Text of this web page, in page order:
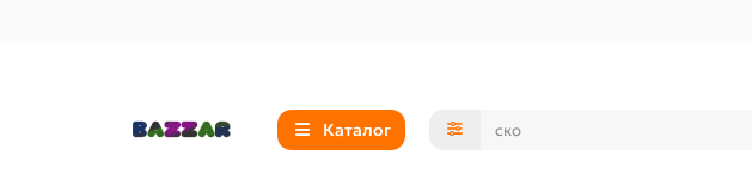
Каталог